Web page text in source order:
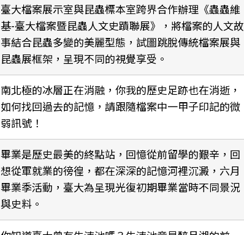
臺大檔案展示室與昆蟲標本室跨界合作辦理《蟲蟲維
基-臺大檔案暨昆蟲人文史蹟聯展》，將檔案的人文故
事結合昆蟲多變的美麗型態，試圖跳脫傳統檔案展與
昆蟲展框架，呈現不同的視覺享受。
南北極的冰層正在消融，你我的歷史足跡也在消逝，
如何找回過去的記憶，請跟隨檔案中一甲子印記的微
弱訊號！
畢業是歷史最美的終點站，回憶從前留學的艱辛，回
想從軍就業的徬徨，都在深深的記憶河裡沉澱，六月
畢業季活動，臺大為呈現光復初期畢業當時不同景況
與史料。